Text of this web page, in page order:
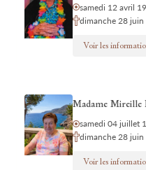
samedi 12 avril
dimanche 28
Voir les
Madame
samedi 04 juillet
dimanche 28
Voir les